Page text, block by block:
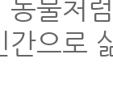
동물처
간으로